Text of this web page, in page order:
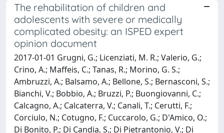
The rehabilitation of children and
adolescents with severe or medically
complicated obesity: an ISPED expert
opinion document
2017-01-01 Grugni, G.; Licenziati, M. R.; Valerio, G.;
Crino, A.; Maffeis, C.; Tanas, R.; Morino, G. S.;
Ambruzzi, A.; Balsamo, A.; Bellone, S.; Bernasconi, S.;
Bianchi, V.; Bobbio, A.; Bruzzi, P.; Buongiovanni, C.;
Calcagno, A.; Calcaterra, V.; Canali, T.; Cerutti, F.;
Corciulo, N.; Cotugno, F.; Cuccarolo, G.; D'Amico, O.;
Di Bonito, P.; Di Candia, S.; Di Pietrantonio, V.; Di